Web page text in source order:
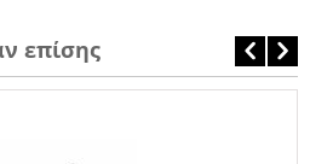
επίσης